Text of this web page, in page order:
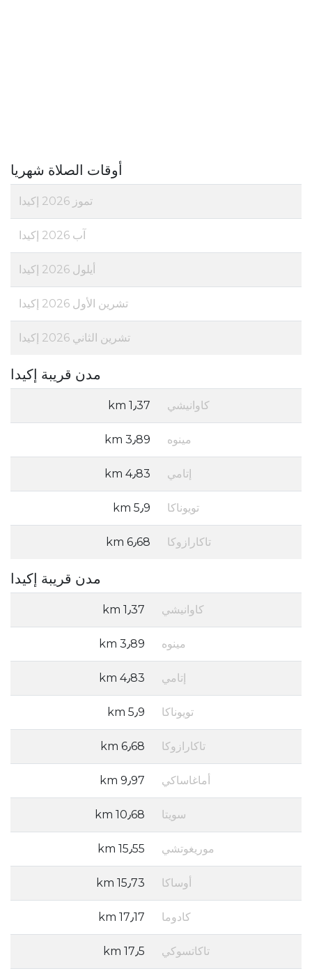
أوقات الصلاة شهريا
تموز 2026 إكيدا
آب 2026 إكيدا
أيلول 2026 إكيدا
تشرين الأول 2026 إكيدا
تشرين الثاني 2026 إكيدا
مدن قريبة إكيدا
كاوانيشي 1٫37 km
مينوه 3٫89 km
إتامي 4٫83 km
تويوناكا 5٫9 km
تاكارازوكا 6٫68 km
مدن قريبة إكيدا
كاوانيشي 1٫37 km
مينوه 3٫89 km
إتامي 4٫83 km
تويوناكا 5٫9 km
تاكارازوكا 6٫68 km
أماغاساكي 9٫97 km
سويتا 10٫68 km
موريغوتشي 15٫55 km
أوساكا 15٫73 km
كادوما 17٫17 km
تاكاتسوكي 17٫5 km